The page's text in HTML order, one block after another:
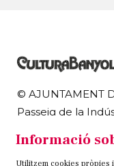
© AJUNTAMENT
Passeig de la
972 58 18 48 |
Informació
Utilitzem cookies pròpies